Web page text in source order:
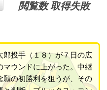
閲覧数 取得失敗
投手（１８）が７日の広
ウンドに上がった。中継
願の初勝利を狙うが、その